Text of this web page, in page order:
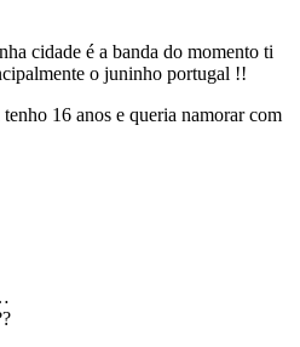
cidade é a banda do momento ti
o juninho portugal !!
16 anos e queria namorar com